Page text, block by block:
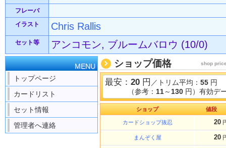
フレーバ
イラスト
Chris Rallis
セット等 アンコモン, ブルームバロウ (10/0)
MENU
トップページ
カードリスト
セット情報
管理者へ連絡
ショップ価格 shop
最安： 20 円 ／トリム平均： 55 円
（参考： 11～ 130 円）有効デ
ショップ 値段
カードショップ抜忍 20
まんぞく屋 20